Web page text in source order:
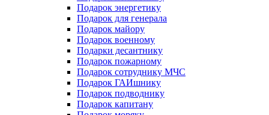
Подарок энергетику
Подарок для генерала
Подарок майору
Подарок военному
Подарки десантнику
Подарок пожарному
Подарок сотруднику МЧС
Подарок ГАИшнику
Подарок подводнику
Подарок капитану